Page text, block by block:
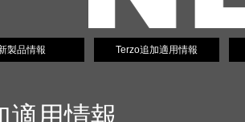
製品情報 Terzo追加適用情報
適用情報